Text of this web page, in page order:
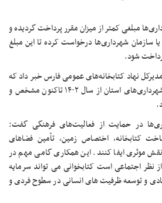
مبلغی کمتر از میزان مقرر پرداخت گردیده و
یا سازمان شهرداری‌ها درخواست کرده تا این مبلغ
شود.
نهاد کتابخانه‌های عمومی فارس خبر داد که
بر اساس آن، لیست پرداختی شهرداری‌های استان از سال ۱۴۰۲ تاکنون مشخص و
در حمایت از فعالیت‌های فرهنگی گفت:
کتابخانه، اختصاص زمین، تأمین فضاهای
موثری ایفا کنند. این همکاری گامی مهم در
اجتماعی است کتابخوانی می تواند سرمایه
و توسعه ظرفیت های انسانی در سطوح فردی و